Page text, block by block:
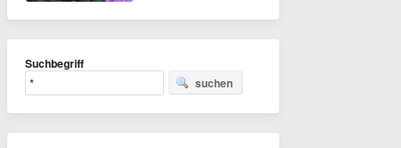
Suchbegriff
suchen